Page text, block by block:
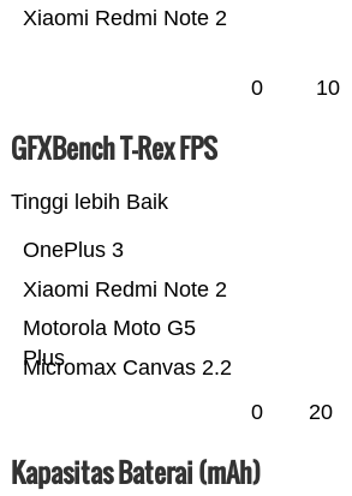
Xiaomi Redmi Note 2
0 10
GFXBench T-Rex FPS
Tinggi lebih Baik
Micromax Canvas 2.2
Motorola Moto G5
Plus
Xiaomi Redmi Note 2
OnePlus 3
0 20
Kapasitas Baterai (mAh)